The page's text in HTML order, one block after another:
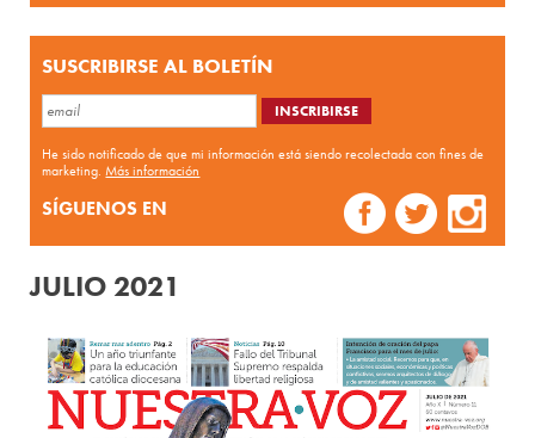
SUSCRIBIRSE AL BOLETÍN
He sido notificado de que mi información está siendo recolectada con fines de
marketing.Más información
SÍGUENOS EN
JULIO 2021